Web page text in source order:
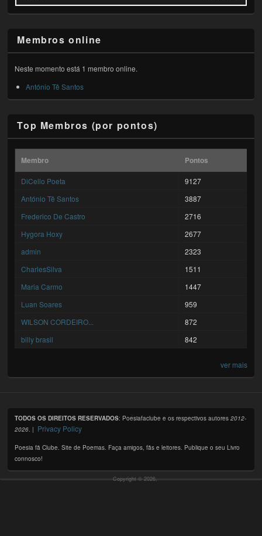
Membros online
Neste momento está 1 membro online.
António Tê Santos
Top Membros (por pontos)
Membro Pontos
DiCello Poeta
9127
António Tê Santos
3887
Frederico De Castro
2716
Hygora Hoxy
2677
admin
2323
CharlesSilva
1511
Maria Carmo
1447
Luan Soares
959
WILSON CORDEIRO...
872
billy brasil
842
ver mais
TODOS OS DIREITOS RESERVADOS: Poesiafaclube e os respectivos autores2012-
2026. | Privacy Policy
Poesia fã Clube. Site de Poemas. Faça amigos, fãs e leitores. Publique o seu Livro
connosco!
Copyright © 2026,